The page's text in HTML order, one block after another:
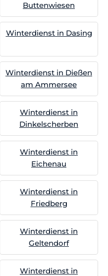
Buttenwiesen
Winterdienst in Dasing
Winterdienst in Dießen
am Ammersee
Winterdienst in
Dinkelscherben
Winterdienst in
Eichenau
Winterdienst in
Friedberg
Winterdienst in
Geltendorf
Winterdienst in